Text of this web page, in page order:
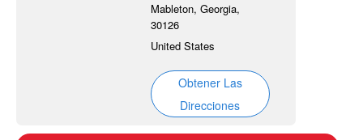
Mableton, Georgia,
30126
United States
Obtener Las
Direcciones